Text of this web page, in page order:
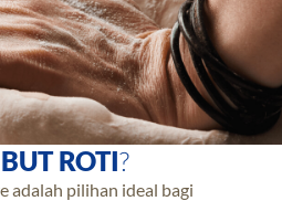
ROTI?
adalah pilihan ideal bagi